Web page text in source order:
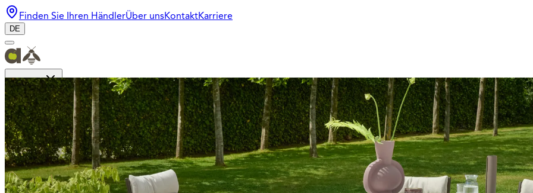
Finden Sie Ihren HändlerÜber unsKontaktKarriere
DE
Kollektion InspirationBee Wett Design
Login für Händler